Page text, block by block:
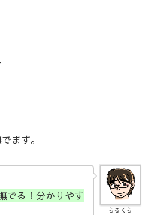
ます。
らるくら
でる！分かりやす